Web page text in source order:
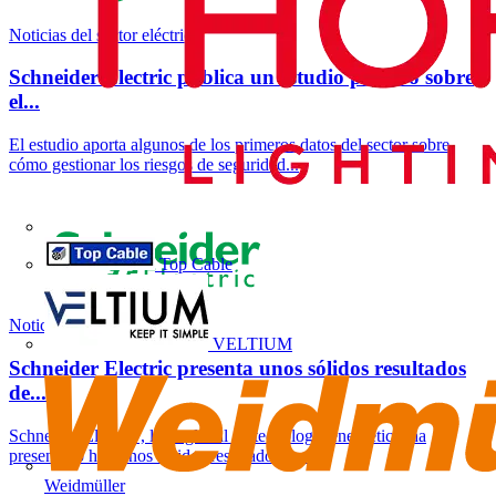
Top Cable
VELTIUM
Weidmüller
Noticias del sector eléctrico
Schneider Electric publica un estudio pionero sobre
el...
El estudio aporta algunos de los primeros datos del sector sobre
cómo gestionar los riesgos de seguridad...
Noticias del sector eléctrico
Schneider Electric presenta unos sólidos resultados
de...
Schneider Electric , líder global en tecnología energética, ha
presentado hoy unos sólidos resultados de...